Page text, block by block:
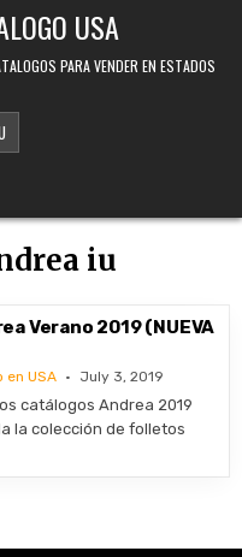
USA
PARA VENDER EN ESTADOS
iu
Verano 2019 (NUEVA
en USA July 3, 2019
catálogos Andrea 2019
la colección de folletos